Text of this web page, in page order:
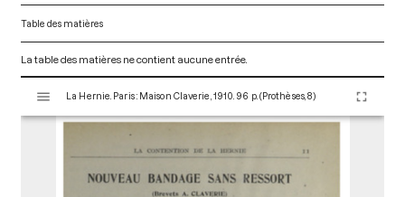
Table des matières
La table des matières ne contient aucune entrée.
s
La Hernie. Paris : Maison Claverie, 1910. 96 p. (Prothèses, 8)